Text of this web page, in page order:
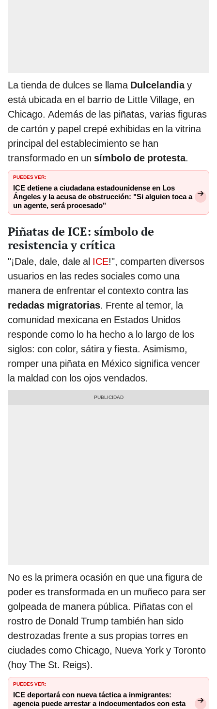
La tienda de dulces se llama Dulcelandiay
está ubicada en el barrio de Little Village, en
Chicago. Además de las piñatas, varias figuras
de cartón y papel crepé exhibidas en la vitrina
principal del establecimiento se han
transformado en un símbolo de protesta.
PUEDES VER:
ICE detiene a ciudadana estadounidense en Los
Ángeles y la acusa de obstrucción: "Si alguien toca a
un agente, será procesado"
Piñatas de ICE: símbolo de
resistencia y crítica
"¡Dale, dale, dale al ICE!", comparten diversos
usuarios en las redes sociales como una
manera de enfrentar el contexto contra las
redadas migratorias. Frente al temor, la
comunidad mexicana en Estados Unidos
responde como lo ha hecho a lo largo de los
siglos: con color, sátira y fiesta. Asimismo,
romper una piñata en México significa vencer
la maldad con los ojos vendados.
No es la primera ocasión en que una figura de
poder es transformada en un muñeco para ser
golpeada de manera pública. Piñatas con el
rostro de Donald Trump también han sido
destrozadas frente a sus propias torres en
ciudades como Chicago, Nueva York y Toronto
(hoy The St. Reigs).
PUEDES VER:
ICE deportará con nueva táctica a inmigrantes:
agencia puede arrestar a indocumentados con esta